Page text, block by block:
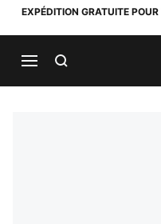
EXPÉDITION GRATUITE